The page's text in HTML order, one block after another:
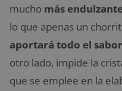
mucho más
lo que apenas un
aportará todo el
otro lado, impide la
que se emplee en la